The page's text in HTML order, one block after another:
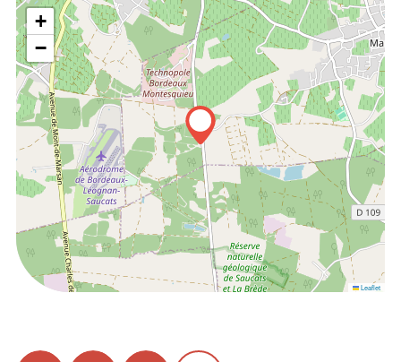
+
−
Leaflet